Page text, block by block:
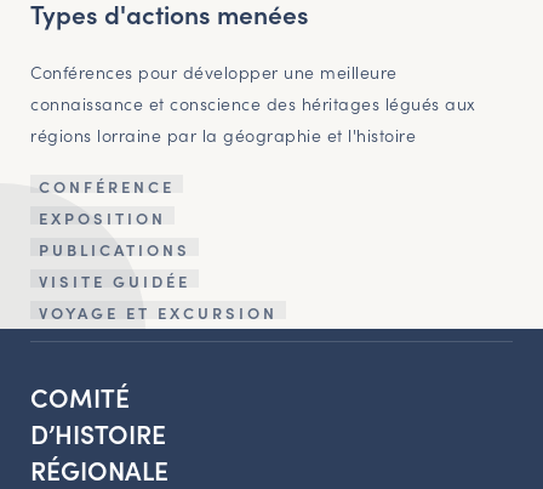
Types d'actions menées
Conférences pour développer une meilleure
connaissance et conscience des héritages légués aux
régions lorraine par la géographie et l'histoire
CONFÉRENCE
EXPOSITION
PUBLICATIONS
VISITE GUIDÉE
VOYAGE ET EXCURSION
COMITÉ
D’HISTOIRE
RÉGIONALE